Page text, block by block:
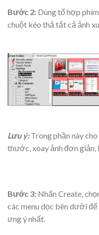
Bước 2: Dùng tổ hợp
chuột kéo thả tất cả ảnh
Lưu ý:Trong phần này
thước, xoay ảnh đơn giản,
Bước 3: Nhấn Create,
các menu dọc bên dưới
ưng ý nhất.